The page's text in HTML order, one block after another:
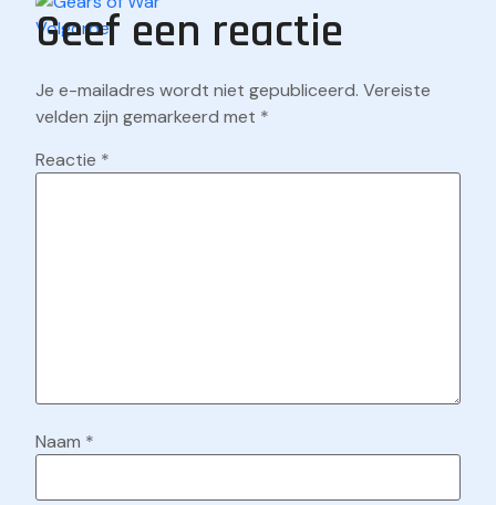
Geef een reactie
Je e-mailadres wordt niet gepubliceerd. Vereiste
velden zijn gemarkeerd met *
Reactie *
Naam *